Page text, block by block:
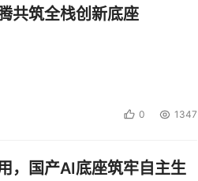
共筑全栈创新底座
0 1347
，国产AI底座筑牢自主生